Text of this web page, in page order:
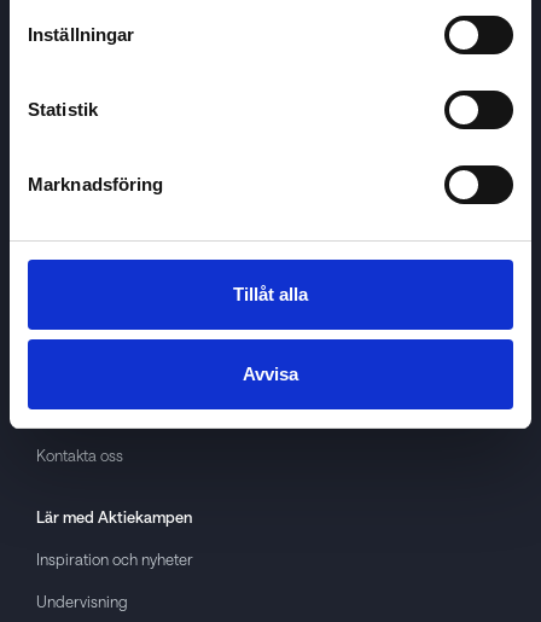
Inställningar
Statistik
Marknadsföring
Tillåt alla
Avvisa
OmAktiekampen
About cookies
GDPR
Kontakta oss
Lär med Aktiekampen
Inspiration och nyheter
Undervisning